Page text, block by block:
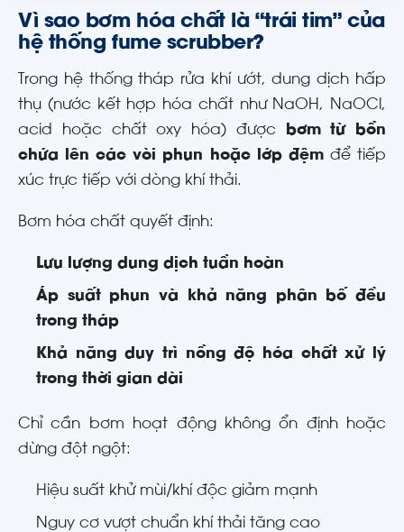
Vì sao bơm hóa chất là “trái tim” của
hệ thống fume scrubber?
Trong hệ thống tháp rửa khí ướt, dung dịch hấp
thụ (nước kết hợp hóa chất như NaOH, NaOCl,
acid hoặc chất oxy hóa) được
bơm từ bồn
chứa lên các vòi phun hoặc lớp đệmđể tiếp
xúc trực tiếp với dòng khí thải.
Bơm hóa chất quyết định:
Lưu lượng dung dịch tuần hoàn
Áp suất phun và khả năng phân bố đều
trong tháp
Khả năng duy trì nồng độ hóa chất xử lý
trong thời gian dài
Chỉ cần bơm hoạt động không ổn định hoặc
dừng đột ngột:
Hiệu suất khử mùi/khí độc giảm mạnh
Nguy cơ vượt chuẩn khí thải tăng cao